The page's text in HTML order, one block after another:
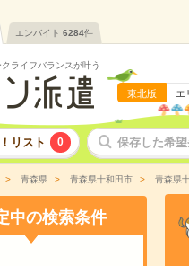
エンバイト 6284件
ライフバランスが叶う
東北版 エ
リスト 0 保存した希
青森県 青森県十和田市 青森県
中の検索条件